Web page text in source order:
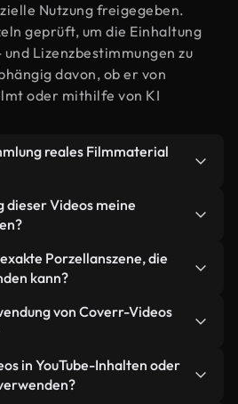
Nutzung freigegeben.
geprüft, um die Einhaltung
Lizenzbestimmungen zu
davon, ob er von
oder mithilfe von KI
reales Filmmaterial
um eine Hybridbibliothek
aufgenommenen
Video ist eindeutig
immer wissen, was Sie
dieser Videos meine
optimierten Versionen
webfähige Formate,
Qualität hoch, während
minimiert und
verbessert werden.
Porzellanszene, die
kann?
erstellen Sie im
Video. Beschreiben Sie
und das Studio generiert
ein individuelles Video für
von Coverr-Videos
ist nicht erforderlich. Alle
sind lizenzfrei
in YouTube-Inhalten oder